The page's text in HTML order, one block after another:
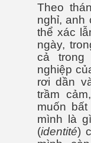
Theo
nghỉ, anh
thể xác
ngày,
cả trong
nghiệp
rơi dần
trầm
muốn
mình là
(identité)
nhà kiếng